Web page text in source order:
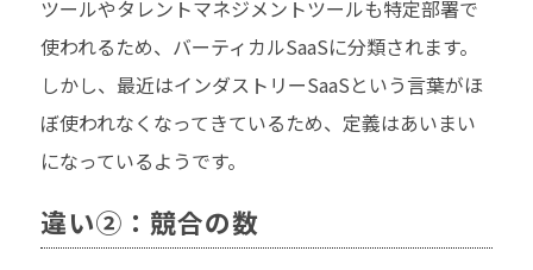
ツールやタレントマネジメントツールも特定部署で
使われるため、バーティカルSaaSに分類されます。
しかし、最近はインダストリーSaaSという言葉がほ
ぼ使われなくなってきているため、定義はあいまい
になっているようです。
違い②：競合の数